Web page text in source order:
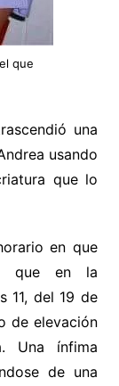
que
una
usando
que lo
en que
que en la
11, del 19 de
de elevación
Una ínfima
de una